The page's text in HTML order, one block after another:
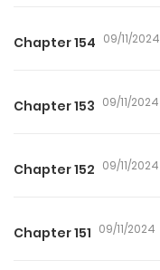
Chapter 154 09/11/2024
Chapter 153 09/11/2024
Chapter 152 09/11/2024
Chapter 151 09/11/2024